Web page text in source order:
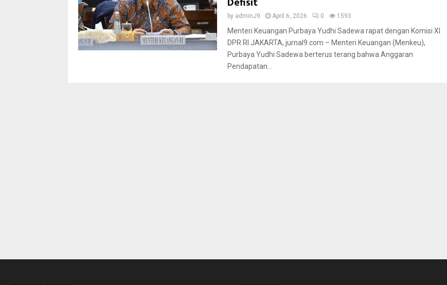
by adminJ9 April 6, 2026 0 1593
Menteri Keuangan Purbaya Yudhi Sadewa rapat dengan Komisi XI
DPR RI JAKARTA, jurnal9.com – Menteri Keuangan (Menkeu),
Purbaya Yudhi Sadewa berterus terang bahwa Anggaran
Pendapatan...